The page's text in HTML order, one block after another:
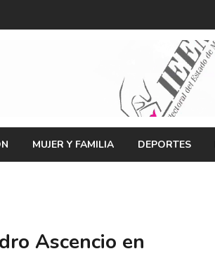
MUJER Y FAMILIA DEPORTES
Ascencio en